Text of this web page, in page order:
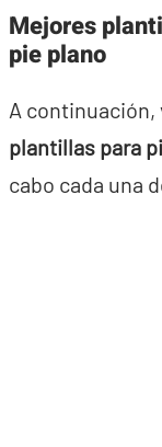
Mejores
pie plano
A continuación,
plantillas para
cabo cada una